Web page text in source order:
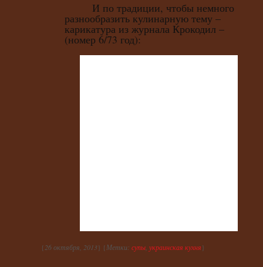
И по традиции, чтобы немного
разнообразить кулинарную тему –
карикатура из журнала Крокодил –
(номер 6/73 год):
{26 октября, 2013} {Метки: супы украинская кухня}